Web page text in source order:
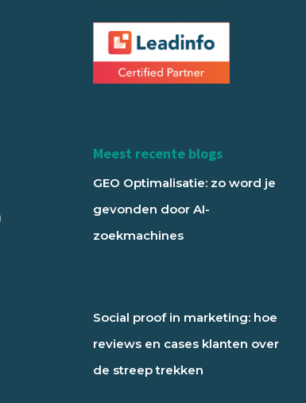
Meest recente blogs
GEO Optimalisatie: zo word je
gevonden door AI-
zoekmachines
Social proof in marketing: hoe
reviews en cases klanten over
de streep trekken